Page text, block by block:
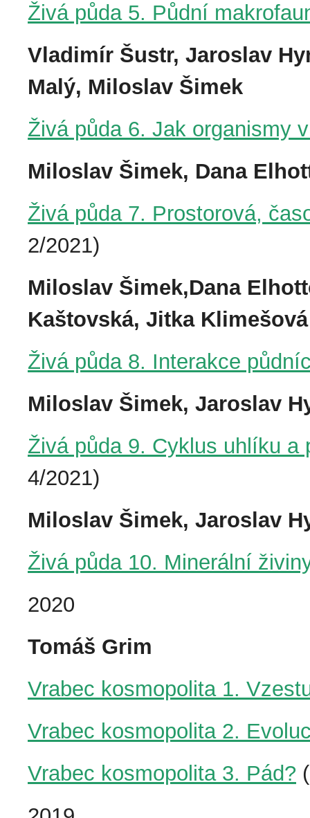
Živá půda 5. Půdní
Vladimír Šustr, Jaroslav
Malý, Miloslav Šimek
Živá půda 6. Jak organismy
Miloslav Šimek, Dana
Živá půda 7. Prostorová,
2/2021)
Miloslav Šimek,Dana
Kaštovská, Jitka Klimešová
Živá půda 8. Interakce
Miloslav Šimek, Jaroslav
Živá půda 9. Cyklus uhlíku a
4/2021)
Miloslav Šimek, Jaroslav
Živá půda 10. Minerální
2020
Tomáš Grim
Vrabec kosmopolita 1.
Vrabec kosmopolita 2.
Vrabec kosmopolita 3. Pád?